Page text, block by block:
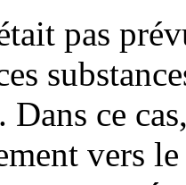
pas
Dans ce
vers